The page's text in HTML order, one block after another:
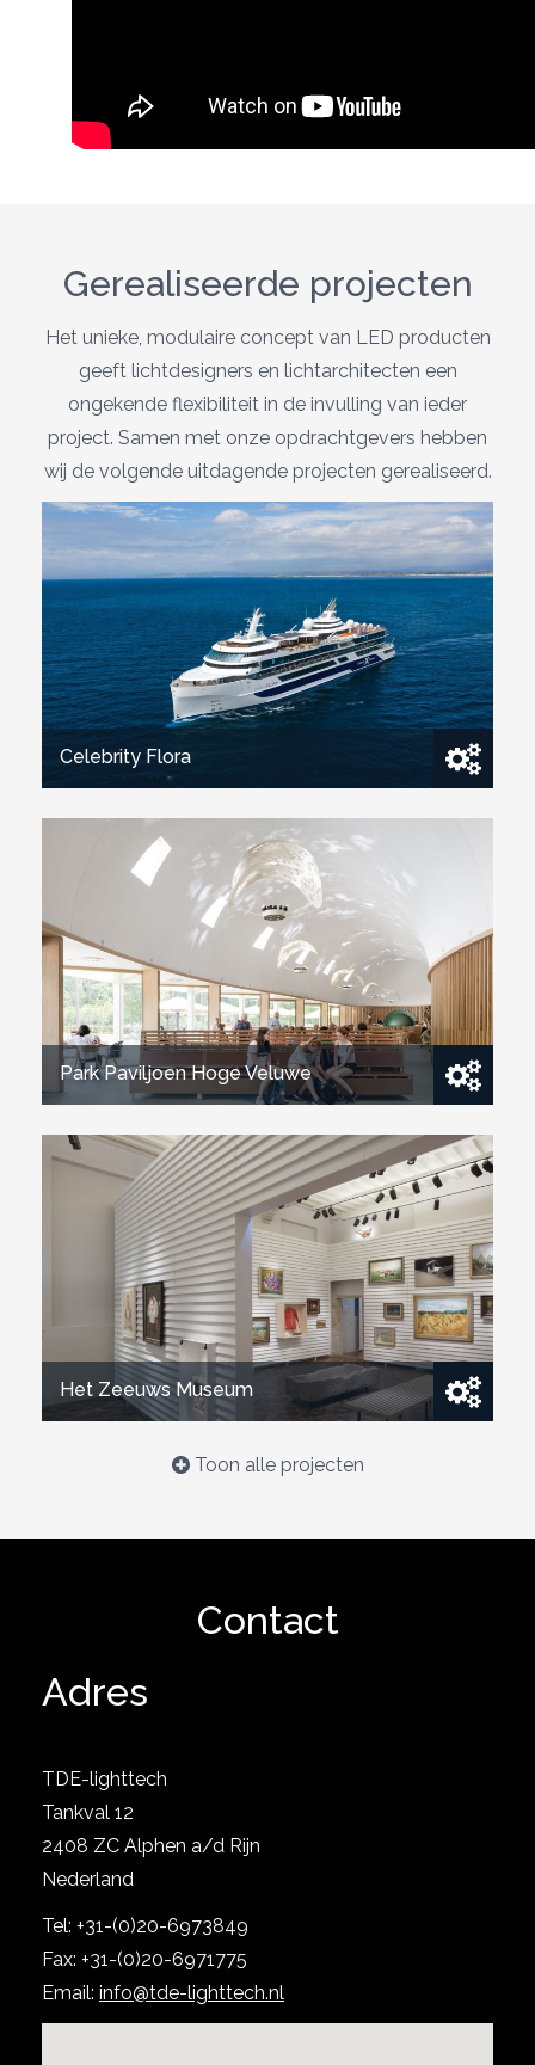
Gerealiseerde projecten
Het unieke, modulaire concept van LED producten
geeft lichtdesigners en lichtarchitecten een
ongekende flexibiliteit in de invulling van ieder
project. Samen met onze opdrachtgevers hebben
wij de volgende uitdagende projecten gerealiseerd.
Bekijk project
Celebrity Flora
Park Paviljoen Hoge Veluwe
Het Zeeuws Museum
Toon alle projecten
Contact
Adres
TDE-lighttech
Tankval 12
2408 ZC Alphen a/d Rijn
Nederland
Tel: +31-(0)20-6973849
Fax: +31-(0)20-6971775
Email: info@tde-lighttech.nl